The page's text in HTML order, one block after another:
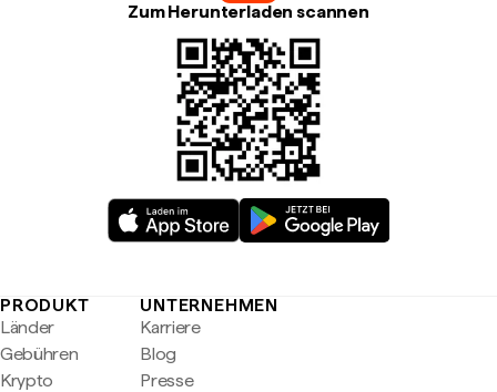
Zum Herunterladen scannen
PRODUKT
Länder
Gebühren
Krypto
UNTERNEHMEN
Karriere
Blog
Presse